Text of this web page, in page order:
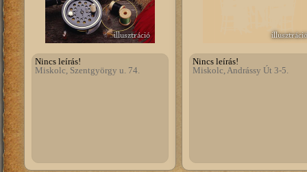
illusztráció
Nincs leírás!
Miskolc, Szentgyörgy u. 74.
illusztráció
Nincs leírás!
Miskolc, Andrássy Út 3-5.